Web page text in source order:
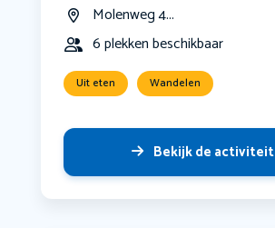
Molenweg 4...
6 plekken beschikbaar
Uit eten Wandelen
Bekijk de activiteit